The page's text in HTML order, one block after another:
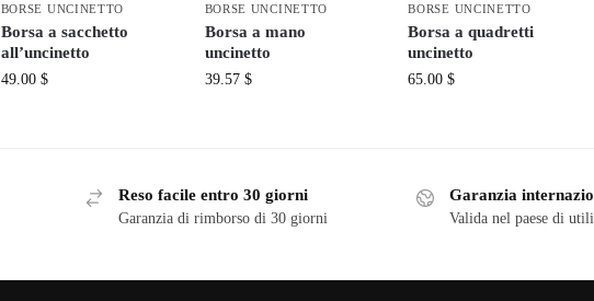
BORSE UNCINETTO
Borsa a sacchetto
all’uncinetto
49.00 $
BORSE UNCINETTO
Borsa a mano
uncinetto
39.57 $
BORSE UNCINETTO
Borsa a quadretti
uncinetto
65.00$
Reso facile entro 30 giorni
Garanzia di rimborso di 30 giorni
Garanzia
Valida nel paese di